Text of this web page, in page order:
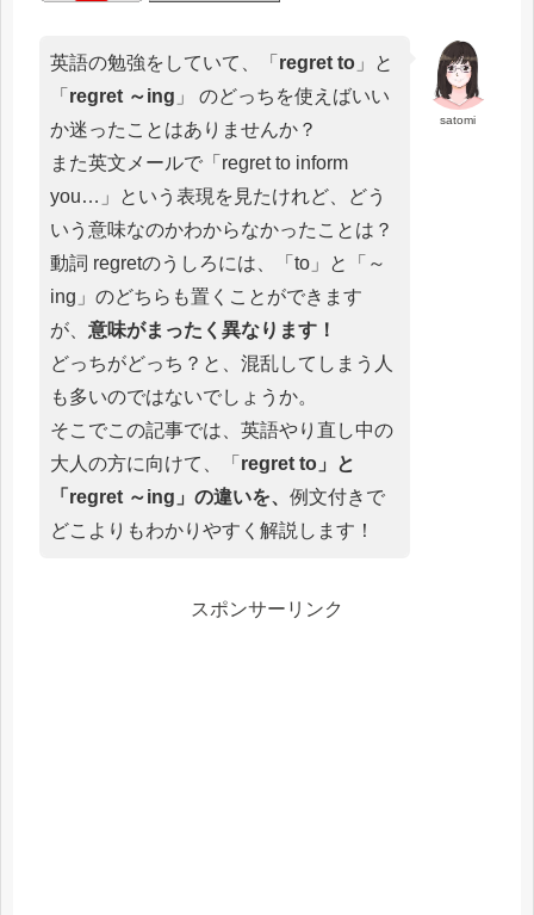
satomi
英語の勉強をしていて、「 regret to 」と
「 regret ～ing 」 のどっちを使えばいい
か迷ったことはありませんか？
また英文メールで「regret to inform
you…」という表現を見たけれど、どう
いう意味なのかわからなかったことは？
動詞 regretのうしろには、「to」と「～
ing」のどちらも置くことができます
が、 意味がまったく異なります！
どっちがどっち？と、混乱してしまう人
も多いのではないでしょうか。
そこでこの記事では、英語やり直し中の
大人の方に向けて、「 regret to」と
「regret ～ing」の違いを、 例文付きで
どこよりもわかりやすく解説します！
スポンサーリンク